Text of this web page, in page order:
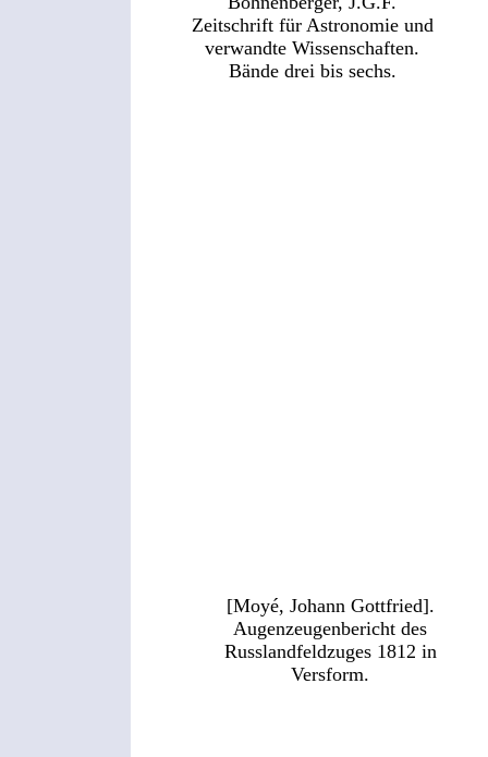
Zeitschrift für Astronomie und
verwandte Wissenschaften.
Bände drei bis sechs.
[Moyé, Johann Gottfried].
Augenzeugenbericht des
Russlandfeldzuges 1812 in
Versform.